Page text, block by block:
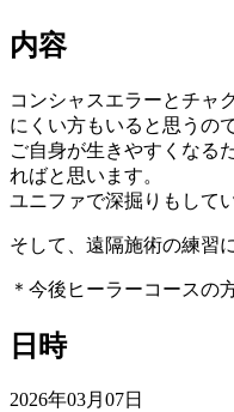
内容
コンシャスエラーとチャ
にくい方もいると思うの
ご自身が生きやすくなる
ればと思います。
ユニファで深掘りもして
そして、遠隔施術の練習
＊今後ヒーラーコースの
日時
2026年03月07日